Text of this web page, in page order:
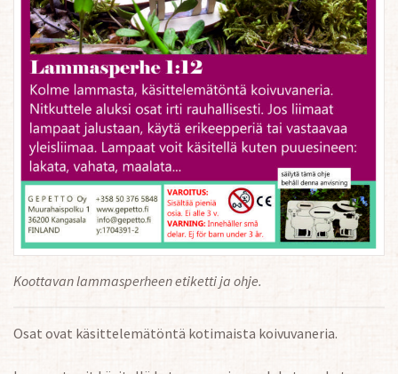
Koottavan lammasperheen etiketti ja ohje.
Osat ovat käsittelemätöntä kotimaista koivuvaneria.